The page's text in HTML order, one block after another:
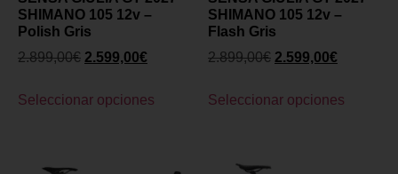
SHIMANO 105 12v –
Polish Gris
2.899,00€ 2.599,00€
Seleccionar opciones
SHIMANO 105 12v –
Flash Gris
2.899,00€ 2.599,00€
Seleccionar opciones